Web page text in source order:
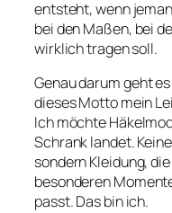
entsteht, wenn
bei den Maßen, bei
wirklich tragen soll.
Genau darum geht
dieses Motto mein
Ich möchte
Schrank landet.
sondern Kleidung,
besonderen
passt. Das bin ich.